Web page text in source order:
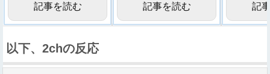
記事を読む 記事を読む
記
以下、2chの反応